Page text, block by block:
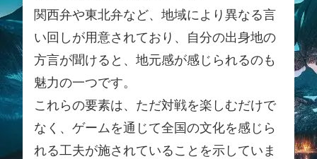
関西弁や東北弁など、地域により異なる言
い回しが用意されており、自分の出身地の
方言が聞けると、地元感が感じられるのも
魅力の一つです。
これらの要素は、ただ対戦を楽しむだけで
なく、ゲームを通じて全国の文化を感じら
れる工夫が施されていることを示していま